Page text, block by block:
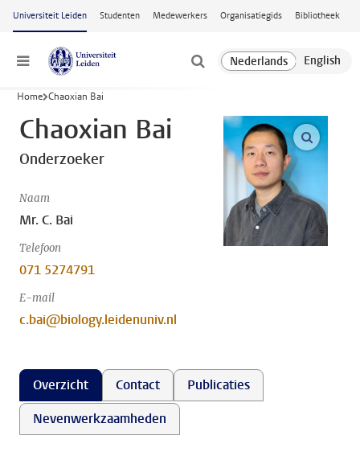
Ga naar hoofdinhoud
Universiteit Leiden Studenten Medewerkers Organisatiegids Bibliotheek
Menu
Home Chaoxian Bai
Chaoxian Bai
Onderzoeker
Naam
Mr. C. Bai
Telefoon
071 5274791
E-mail
c.bai@biology.leidenuniv.nl
open
Overzicht Contact
Publicaties
Nevenwerkzaamheden